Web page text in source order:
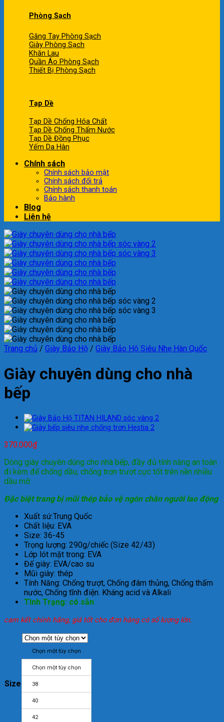
Phòng Sạch
Găng Tay Phòng Sạch
Giày Phòng Sạch
Khăn Lau
Quần Áo Phòng Sạch
Thiết Bị Phòng Sạch
Tạp Dề
Tạp Dề Chống Hóa Chất
Tạp Dề Chống Thấm Nước
Tạp Dề Đồng Phục
Yếm Da Hàn
Chính sách
Chính sách bảo mật
Chính sách đổi trả
Chính sách thanh toán
Bảo hành
Blog
Liên hệ
Trang chủ / Giày Bảo Hộ / Giày Bảo Hộ Siêu Nhẹ Hàn Quốc
Giày chuyên dùng cho nhà
bếp
370.000₫
Dòng giày chuyên dùng cho nhà bếp, đầy đủ tính năng an toàn
đi kèm đế chống dầu, chống trơn trượt cực tốt trên nền nhiều
dầu mỡ.
Đặc biệt trang bị mũi thép bảo vệ ngón chân người lao động
Xuất sứ:Trung Quốc
Chất liệu: EVA
Size: 36-45
Trọng lượng: 290g/chiếc (Size 42/43)
Lớp lót mặt trong: EVA
Đế giày: EVA/cao su
Mũi giày: thép
Tính Năng: Chống trượt, Chống đâm thủng, Chống thấm
nước, Chống tĩnh điện. Kháng acid và Alkali
Tình Trạng: có sẵn
cam kết chính hãng, giá tốt cho đơn hàng có số lượng lớn.
Size
Chọn một tùy chọn
Chọn một tùy chọn
38
40
42